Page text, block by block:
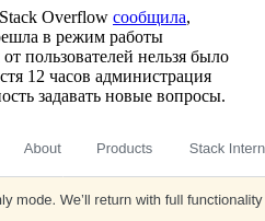
Overflow сообщила,
в режим работы
пользователей нельзя было
12 часов администрация
задавать новые вопросы.